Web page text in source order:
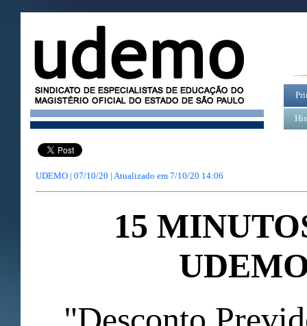
UDEMO | 07/10/20 | Atualizado em 7/10/20 14:06
15